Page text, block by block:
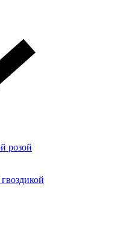
розой